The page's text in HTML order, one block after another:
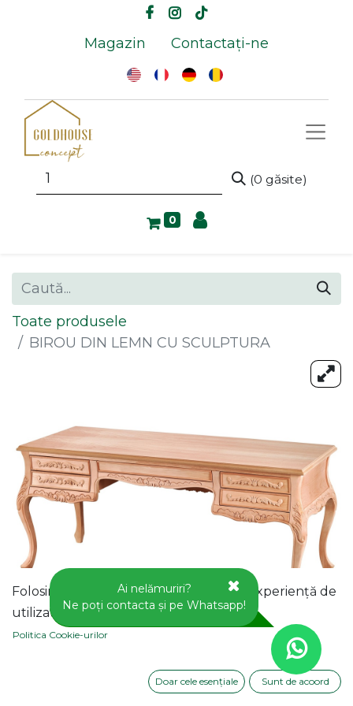
Magazin Contactați-ne
(0 găsite)
0
Toate produsele
BIROU DIN LEMN CU SCULPTURA
Folosim cookie-uri pentru a vă oferi o experiență de
utilizator mai bună pe acest site web.
Politica Cookie-urilor
Doar cele esențiale Sunt de acoord
Ai nelămuriri?
Ne poți contacta și pe Whatsapp!